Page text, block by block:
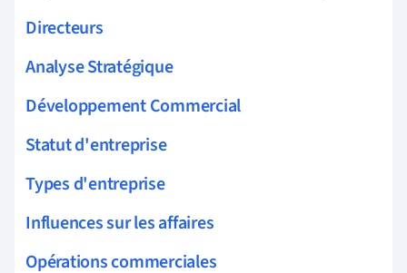
Directeurs
Analyse Stratégique
Développement Commercial
Statut d'entreprise
Types d'entreprise
Influences sur les affaires
Opérations commerciales